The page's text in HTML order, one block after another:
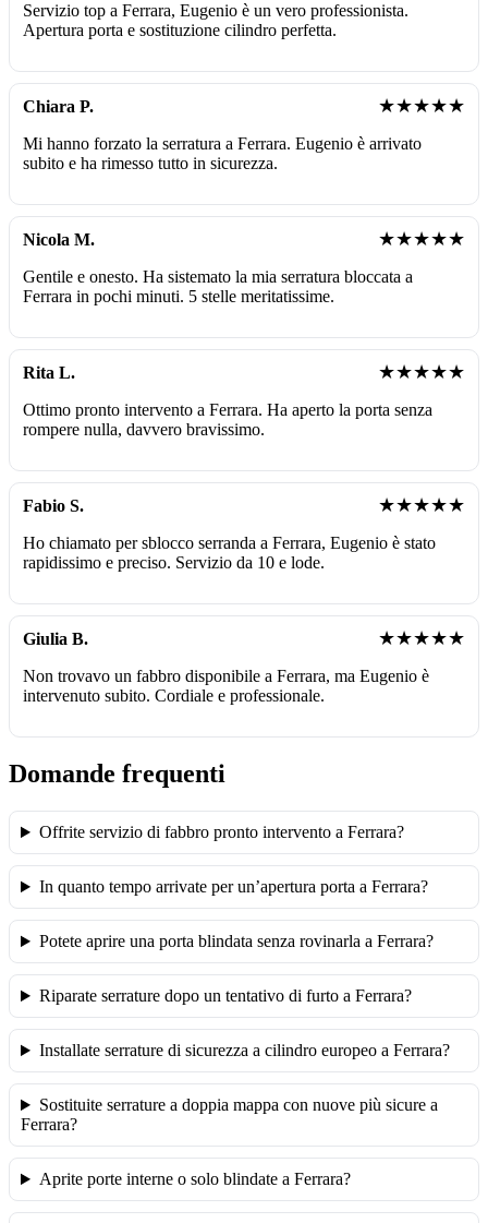
Servizio top a Ferrara, Eugenio è un vero professionista.
Apertura porta e sostituzione cilindro perfetta.
Chiara P. ★★★★★
Mi hanno forzato la serratura a Ferrara. Eugenio è arrivato
subito e ha rimesso tutto in sicurezza.
Nicola M. ★★★★★
Gentile e onesto. Ha sistemato la mia serratura bloccata a
Ferrara in pochi minuti. 5 stelle meritatissime.
Rita L. ★★★★★
Ottimo pronto intervento a Ferrara. Ha aperto la porta senza
rompere nulla, davvero bravissimo.
Fabio S. ★★★★★
Ho chiamato per sblocco serranda a Ferrara, Eugenio è stato
rapidissimo e preciso. Servizio da 10 e lode.
Giulia B. ★★★★★
Non trovavo un fabbro disponibile a Ferrara, ma Eugenio è
intervenuto subito. Cordiale e professionale.
Domande frequenti
Offrite servizio di fabbro pronto intervento a Ferrara?
In quanto tempo arrivate per un’apertura porta a Ferrara?
Potete aprire una porta blindata senza rovinarla a Ferrara?
Riparate serrature dopo un tentativo di furto a Ferrara?
Installate serrature di sicurezza a cilindro europeo a Ferrara?
Sostituite serrature a doppia mappa con nuove più sicure a
Ferrara?
Aprite porte interne o solo blindate a Ferrara?